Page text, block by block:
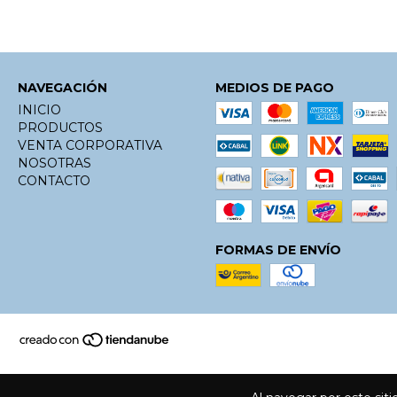
NAVEGACIÓN
INICIO
PRODUCTOS
VENTA CORPORATIVA
NOSOTRAS
CONTACTO
MEDIOS DE PAGO
FORMAS DE ENVÍO